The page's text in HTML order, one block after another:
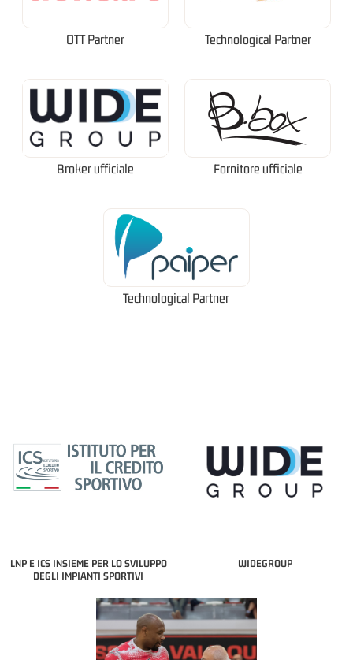
OTT Partner Technological Partner
Broker ufficiale Fornitore ufficiale
Technological Partner
LNP E ICS INSIEME PER LO SVILUPPO
DEGLI IMPIANTI SPORTIVI
WIDEGROUP